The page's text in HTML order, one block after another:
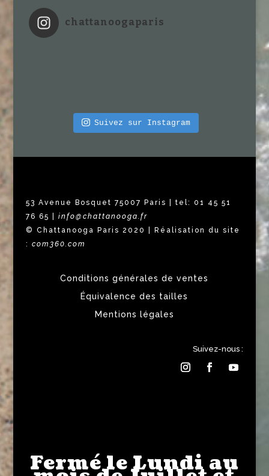
chattanoogaparis
Suivez sur Instagram
53 Avenue Bosquet 75007 Paris | tel: 01 45 51
76 65 | info@chattanooga.fr
© Chattanooga Paris 2020 | Réalisation du site
: com360.com
Conditions générales de ventes
Équivalence des tailles
Mentions légales
Suivez-nous :
Fermé le Lundi au